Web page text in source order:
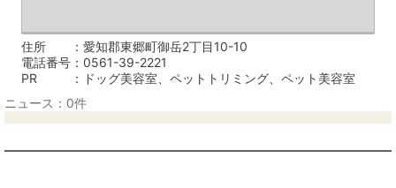
住所
愛知郡東郷町御岳2丁目10-10
電話番号
0561-39-2221
PR
ドッグ美容室、ペットトリミング、ペット美容室
ニュース：0件